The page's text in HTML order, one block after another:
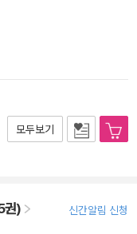
모두보기
권) 신간알림 신청